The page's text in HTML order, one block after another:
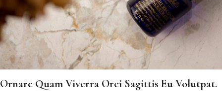
Ornare Quam Viverra Orci Sagittis Eu Volutpat.